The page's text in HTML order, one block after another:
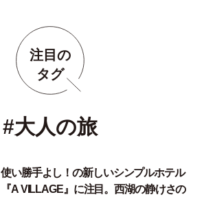
注目の
タグ
#大人の旅
使い勝手よし！の新しいシンプルホテル
『A VILLAGE』に注目。西湖の静けさの